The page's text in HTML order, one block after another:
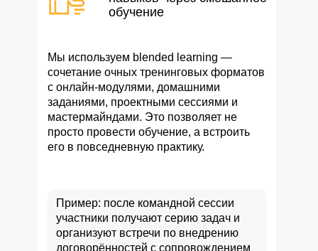
Пример: после командной сессии
участники получают серию задач и
организуют встречи по внедрению
договорённостей с сопровождением
обучение
Мы используем blended learning —
сочетание очных тренинговых форматов
с онлайн-модулями, домашними
заданиями, проектными сессиями и
мастермайндами. Это позволяет не
просто провести обучение, а встроить
его в повседневную практику.